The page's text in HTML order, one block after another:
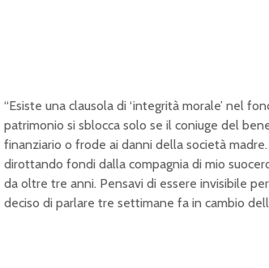
“Esiste una clausola di ‘integrità morale’ nel
patrimonio si sblocca solo se il coniuge del
finanziario o frode ai danni della società
dirottando fondi dalla compagnia di mio
da oltre tre anni. Pensavi di essere invisibile
deciso di parlare tre settimane fa in cambio